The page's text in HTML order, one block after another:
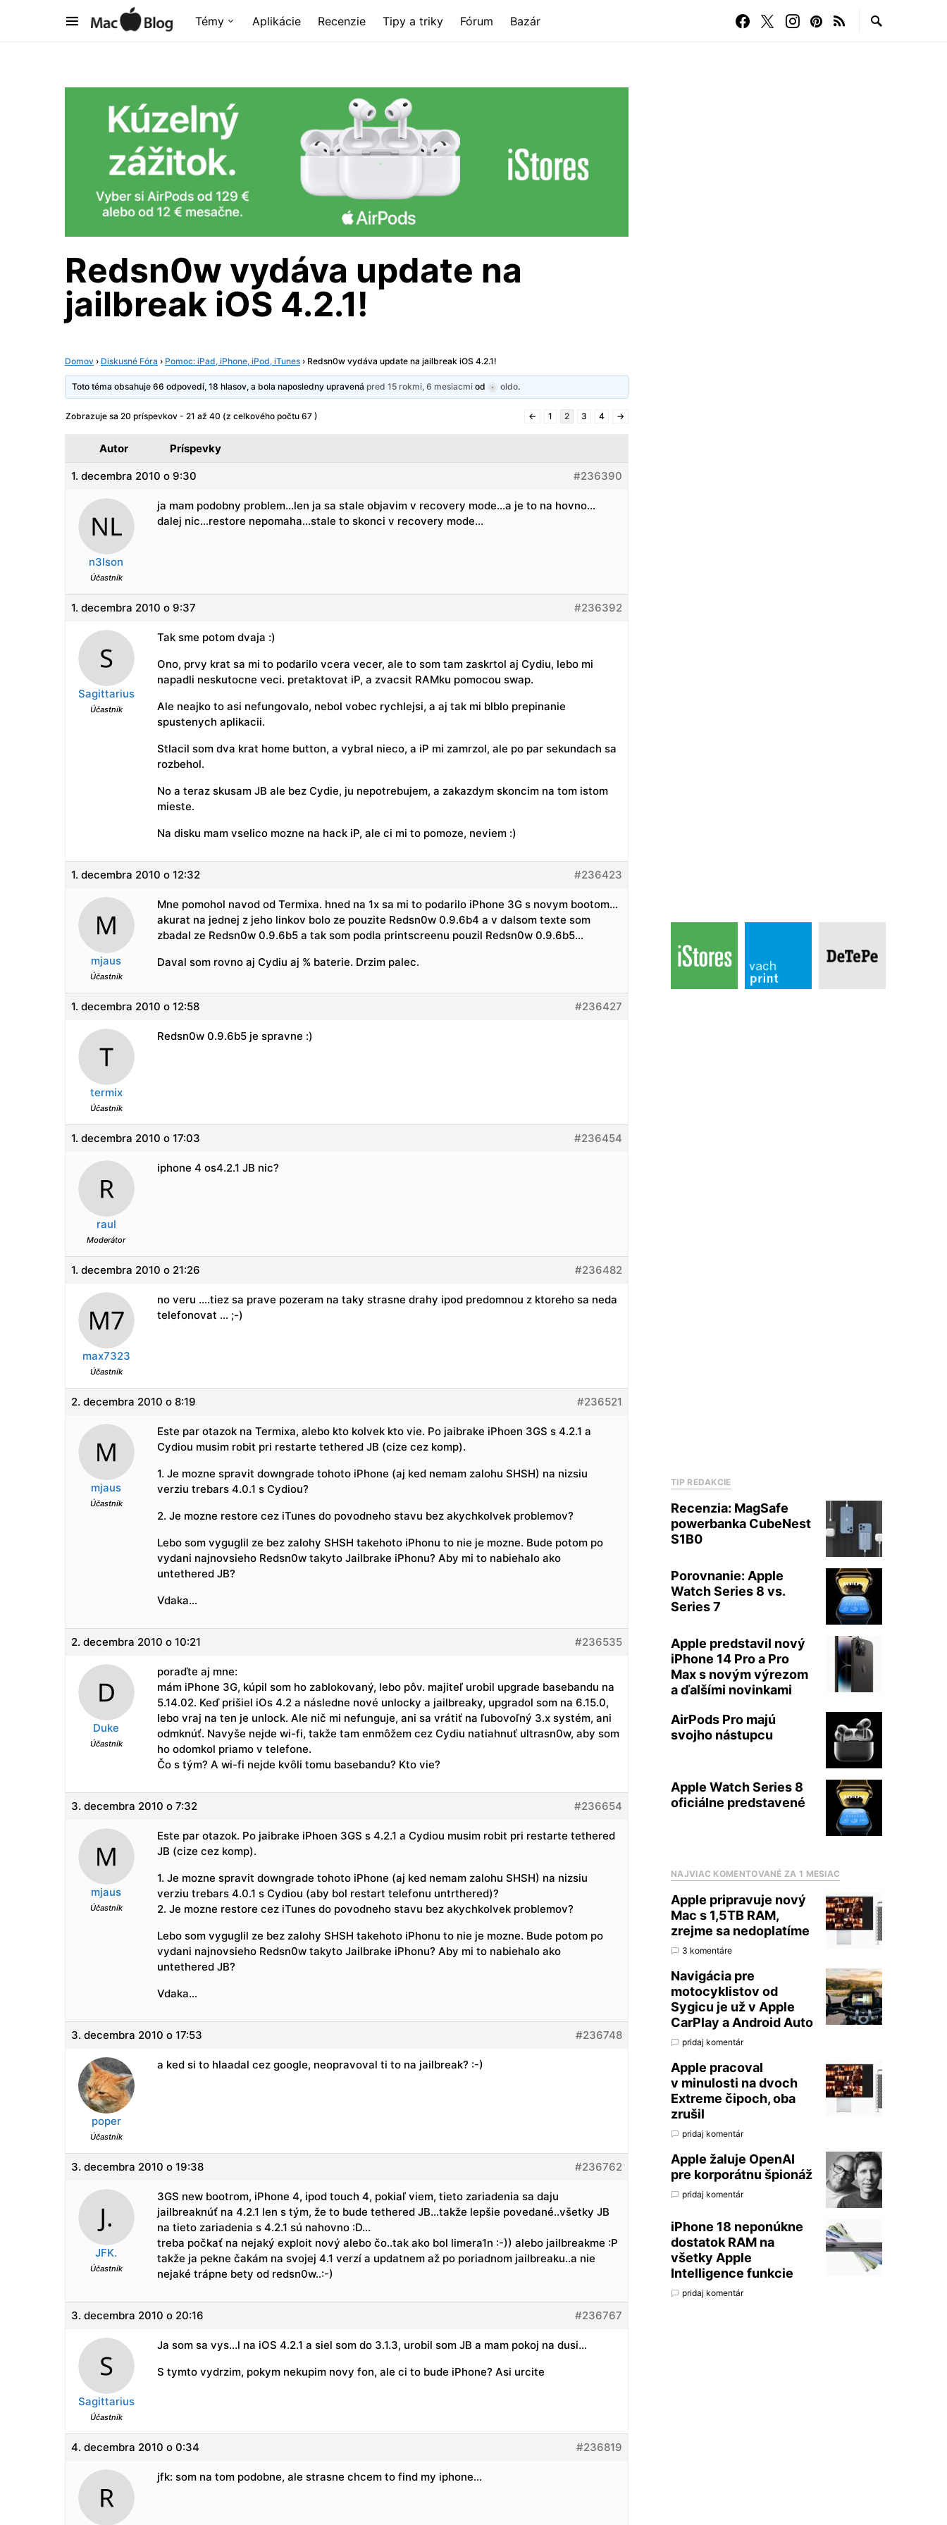
Témy Aplikácie Recenzie Tipy a triky Fórum Bazár
Redsn0w vydáva update na
jailbreak iOS 4.2.1!
Domov › Diskusné Fóra › Pomoc: iPad, iPhone, iPod, iTunes › Redsn0w vydáva update na jailbreak iOS 4.2.1!
Toto téma obsahuje 66 odpovedí, 18 hlasov, a bola naposledny upravenápred 15 rokmi, 6 mesiacmi od oldo.
Zobrazuje sa 20 príspevkov - 21 až 40 (z celkového počtu 67 ) ← 1 2 3 4 →
Autor Príspevky
1. decembra 2010 o 9:30 #236390
n3lson
Účastník
ja mam podobny problem…len ja sa stale objavim v recovery mode…a je to na hovno…
dalej nic…restore nepomaha…stale to skonci v recovery mode…
1. decembra 2010 o 9:37 #236392
Sagittarius
Účastník
Tak sme potom dvaja :)
Ono, prvy krat sa mi to podarilo vcera vecer, ale to som tam zaskrtol aj Cydiu, lebo mi
napadli neskutocne veci. pretaktovat iP, a zvacsit RAMku pomocou swap.
Ale neajko to asi nefungovalo, nebol vobec rychlejsi, a aj tak mi blblo prepinanie
spustenych aplikacii.
Stlacil som dva krat home button, a vybral nieco, a iP mi zamrzol, ale po par sekundach sa
rozbehol.
No a teraz skusam JB ale bez Cydie, ju nepotrebujem, a zakazdym skoncim na tom istom
mieste.
Na disku mam vselico mozne na hack iP, ale ci mi to pomoze, neviem :)
1. decembra 2010 o 12:32 #236423
mjaus
Účastník
Mne pomohol navod od Termixa. hned na 1x sa mi to podarilo iPhone 3G s novym bootom…
akurat na jednej z jeho linkov bolo ze pouzite Redsn0w 0.9.6b4 a v dalsom texte som
zbadal ze Redsn0w 0.9.6b5 a tak som podla printscreenu pouzil Redsn0w 0.9.6b5…
Daval som rovno aj Cydiu aj % baterie. Drzim palec.
1. decembra 2010 o 12:58 #236427
termix
Účastník
Redsn0w 0.9.6b5 je spravne :)
1. decembra 2010 o 17:03 #236454
raul
Moderátor
iphone 4 os4.2.1 JB nic?
1. decembra 2010 o 21:26 #236482
max7323
Účastník
no veru ….tiez sa prave pozeram na taky strasne drahy ipod predomnou z ktoreho sa neda
telefonovat … ;-)
2. decembra 2010 o 8:19 #236521
mjaus
Účastník
Este par otazok na Termixa, alebo kto kolvek kto vie. Po jaibrake iPhoen 3GS s 4.2.1 a
Cydiou musim robit pri restarte tethered JB (cize cez komp).
1. Je mozne spravit downgrade tohoto iPhone (aj ked nemam zalohu SHSH) na nizsiu
verziu trebars 4.0.1 s Cydiou?
2. Je mozne restore cez iTunes do povodneho stavu bez akychkolvek problemov?
Lebo som vyguglil ze bez zalohy SHSH takehoto iPhonu to nie je mozne. Bude potom po
vydani najnovsieho Redsn0w takyto Jailbrake iPhonu? Aby mi to nabiehalo ako
untethered JB?
Vdaka…
2. decembra 2010 o 10:21 #236535
Duke
Účastník
poraďte aj mne:
mám iPhone 3G, kúpil som ho zablokovaný, lebo pôv. majiteľ urobil upgrade basebandu na
5.14.02. Keď prišiel iOs 4.2 a následne nové unlocky a jailbreaky, upgradol som na 6.15.0,
lebo vraj na ten je unlock. Ale nič mi nefunguje, ani sa vrátiť na ľubovoľný 3.x systém, ani
odmknúť. Navyše nejde wi-fi, takže tam enmôžem cez Cydiu natiahnuť ultrasn0w, aby som
ho odomkol priamo v telefone.
Čo s tým? A wi-fi nejde kvôli tomu basebandu? Kto vie?
3. decembra 2010 o 7:32 #236654
mjaus
Účastník
Este par otazok. Po jaibrake iPhoen 3GS s 4.2.1 a Cydiou musim robit pri restarte tethered
JB (cize cez komp).
1. Je mozne spravit downgrade tohoto iPhone (aj ked nemam zalohu SHSH) na nizsiu
verziu trebars 4.0.1 s Cydiou (aby bol restart telefonu untrthered)?
2. Je mozne restore cez iTunes do povodneho stavu bez akychkolvek problemov?
Lebo som vyguglil ze bez zalohy SHSH takehoto iPhonu to nie je mozne. Bude potom po
vydani najnovsieho Redsn0w takyto Jailbrake iPhonu? Aby mi to nabiehalo ako
untethered JB?
Vdaka…
3. decembra 2010 o 17:53 #236748
poper
Účastník
a ked si to hlaadal cez google, neopravoval ti to na jailbreak? :-)
3. decembra 2010 o 19:38 #236762
JFK.
Účastník
3GS new bootrom, iPhone 4, ipod touch 4, pokiaľ viem, tieto zariadenia sa daju
jailbreaknúť na 4.2.1 len s tým, že to bude tethered JB…takže lepšie povedané..všetky JB
na tieto zariadenia s 4.2.1 sú nahovno :D…
treba počkať na nejaký exploit nový alebo čo..tak ako bol limera1n :-)) alebo jailbreakme :P
takže ja pekne čakám na svojej 4.1 verzí a updatnem až po poriadnom jailbreaku..a nie
nejaké trápne bety od redsn0w..:-)
3. decembra 2010 o 20:16 #236767
Sagittarius
Účastník
Ja som sa vys…l na iOS 4.2.1 a siel som do 3.1.3, urobil som JB a mam pokoj na dusi…
S tymto vydrzim, pokym nekupim novy fon, ale ci to bude iPhone? Asi urcite
4. decembra 2010 o 0:34 #236819
jfk: som na tom podobne, ale strasne chcem to find my iphone…
TIP REDAKCIE
Recenzia: MagSafe
powerbanka CubeNest
S1B0
Porovnanie: Apple
Watch Series 8 vs.
Series 7
Apple predstavil nový
iPhone 14 Pro a Pro
Max s novým výrezom
a ďalšími novinkami
AirPods Pro majú
svojho nástupcu
Apple Watch Series 8
oficiálne predstavené
NAJVIAC KOMENTOVANÉ ZA 1 MESIAC
Apple pripravuje nový
Mac s 1,5TB RAM,
zrejme sa nedoplatíme
3 komentáre
Navigácia pre
motocyklistov od
Sygicu je už v Apple
CarPlay a Android Auto
pridaj komentár
Apple pracoval
v minulosti na dvoch
Extreme čipoch, oba
zrušil
pridaj komentár
Apple žaluje OpenAI
pre korporátnu špionáž
pridaj komentár
iPhone 18 neponúkne
dostatok RAM na
všetky Apple
Intelligence funkcie
pridaj komentár